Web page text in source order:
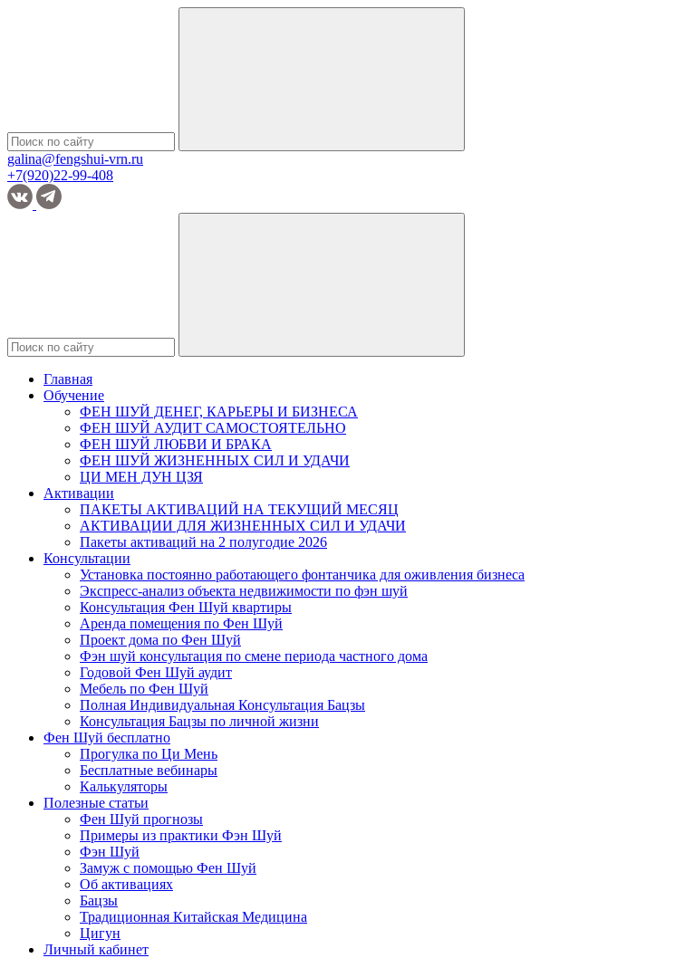
galina@fengshui-vrn.ru
+7(920)22-99-408
Главная
Обучение
ФЕН ШУЙ ДЕНЕГ, КАРЬЕРЫ И БИЗНЕСА
ФЕН ШУЙ АУДИТ САМОСТОЯТЕЛЬНО
ФЕН ШУЙ ЛЮБВИ И БРАКА
ФЕН ШУЙ ЖИЗНЕННЫХ СИЛ И УДАЧИ
ЦИ МЕН ДУН ЦЗЯ
Активации
ПАКЕТЫ АКТИВАЦИЙ НА ТЕКУЩИЙ МЕСЯЦ
АКТИВАЦИИ ДЛЯ ЖИЗНЕННЫХ СИЛ И УДАЧИ
Пакеты активаций на 2 полугодие 2026
Консультации
Установка постоянно работающего фонтанчика для оживления бизнеса
Экспресс-анализ объекта недвижимости по фэн шуй
Консультация Фен Шуй квартиры
Аренда помещения по Фен Шуй
Проект дома по Фен Шуй
Фэн шуй консультация по смене периода частного дома
Годовой Фен Шуй аудит
Мебель по Фен Шуй
Полная Индивидуальная Консультация Бацзы
Консультация Бацзы по личной жизни
Фен Шуй бесплатно
Прогулка по Ци Мень
Бесплатные вебинары
Калькуляторы
Полезные статьи
Фен Шуй прогнозы
Примеры из практики Фэн Шуй
Фэн Шуй
Замуж с помощью Фен Шуй
Об активациях
Бацзы
Традиционная Китайская Медицина
Цигун
Личный кабинет